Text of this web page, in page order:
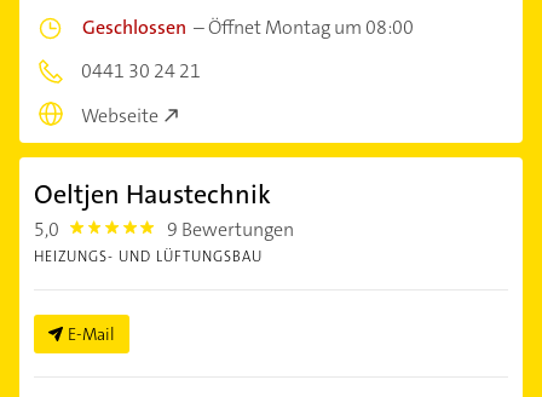
Geschlossen –Öffnet Montag um 08:00
0441 30 24 21
Webseite
Oeltjen Haustechnik
5,0 5.0 9 Bewertungen
HEIZUNGS- UND LÜFTUNGSBAU
E-Mail